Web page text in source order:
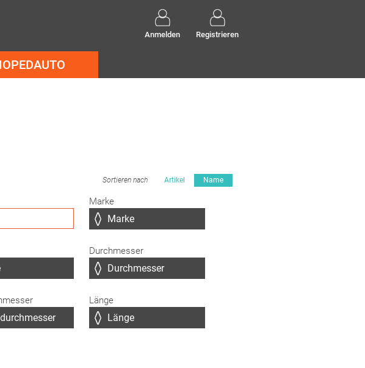
Anmelden Registrieren
Sortieren nach Artikel Name
Marke
Durchmesser
Länge